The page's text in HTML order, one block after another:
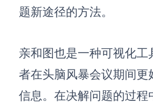
向团队介绍
博思白板boardmix
题新途径的方法。
亲和图也是一种可视化工
者在头脑风暴会议期间更
信息。在决解问题的过程